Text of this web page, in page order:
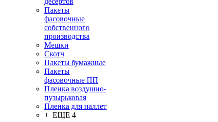
Пакеты
фасовочные
собственного
производства
Мешки
Скотч
Пакеты бумажные
Пакеты
фасовочные ПП
Пленка воздушно-
пузырьковая
Пленка для паллет
+ ЕЩЕ 4